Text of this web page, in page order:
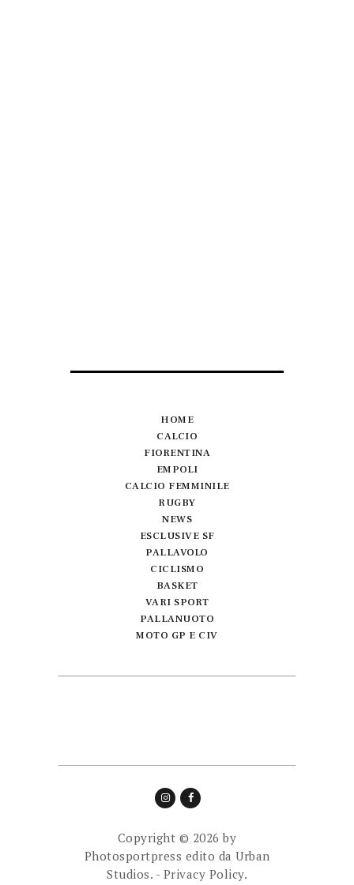
HOME
CALCIO
FIORENTINA
EMPOLI
CALCIO FEMMINILE
RUGBY
NEWS
ESCLUSIVE SF
PALLAVOLO
CICLISMO
BASKET
VARI SPORT
PALLANUOTO
MOTO GP E CIV
Copyright © 2026 by
Photosportpress edito da Urban
Studios. - Privacy Policy.